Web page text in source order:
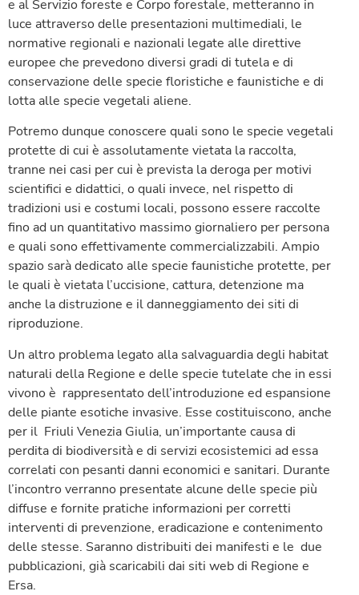
e al Servizio foreste e Corpo forestale, metteranno in
luce attraverso delle presentazioni multimediali, le
normative regionali e nazionali legate alle direttive
europee che prevedono diversi gradi di tutela e di
conservazione delle specie floristiche e faunistiche e di
lotta alle specie vegetali aliene.
Potremo dunque conoscere quali sono le specie vegetali
protette di cui è assolutamente vietata la raccolta,
tranne nei casi per cui è prevista la deroga per motivi
scientifici e didattici, o quali invece, nel rispetto di
tradizioni usi e costumi locali, possono essere raccolte
fino ad un quantitativo massimo giornaliero per persona
e quali sono effettivamente commercializzabili. Ampio
spazio sarà dedicato alle specie faunistiche protette, per
le quali è vietata l’uccisione, cattura, detenzione ma
anche la distruzione e il danneggiamento dei siti di
riproduzione.
Un altro problema legato alla salvaguardia degli habitat
naturali della Regione e delle specie tutelate che in essi
vivono è rappresentato dell’introduzione ed espansione
delle piante esotiche invasive. Esse costituiscono, anche
per il Friuli Venezia Giulia, un’importante causa di
perdita di biodiversità e di servizi ecosistemici ad essa
correlati con pesanti danni economici e sanitari. Durante
l’incontro verranno presentate alcune delle specie più
diffuse e fornite pratiche informazioni per corretti
interventi di prevenzione, eradicazione e contenimento
delle stesse. Saranno distribuiti dei manifesti e le due
pubblicazioni, già scaricabili dai siti web di Regione e
Ersa.